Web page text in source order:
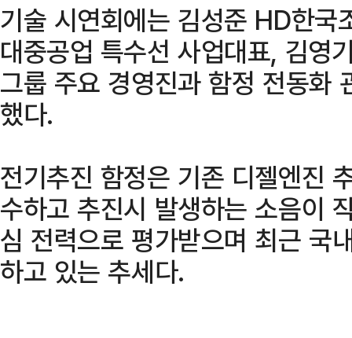
기술 시연회에는 김성준 HD한
대중공업 특수선 사업대표, 김영
그룹 주요 경영진과 함정 전동화
했다.
전기추진 함정은 기존 디젤엔진
수하고 추진시 발생하는 소음이
심 전력으로 평가받으며 최근 국
하고 있는 추세다.